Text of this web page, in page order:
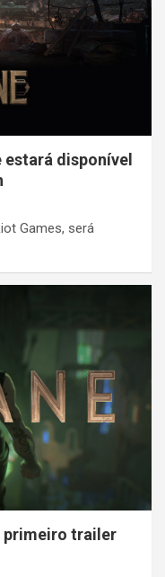
estará disponível
Games, será
primeiro trailer